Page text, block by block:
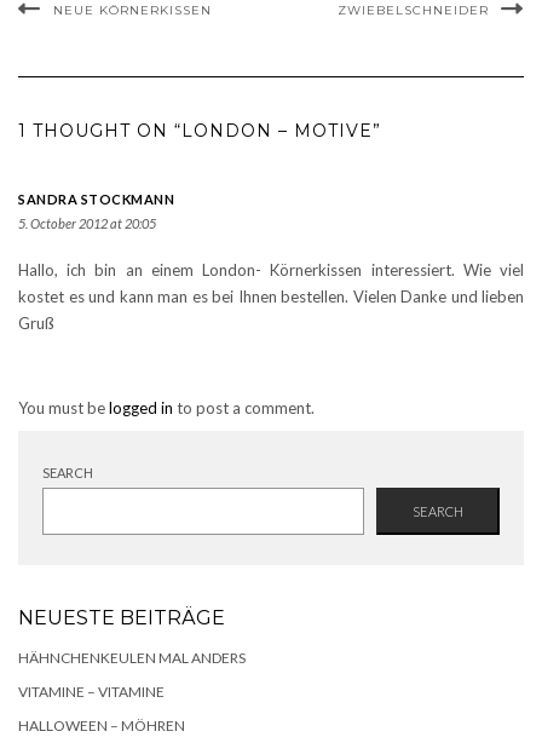
NEUE KÖRNERKISSEN ZWIEBELSCHNEIDER
1 THOUGHT ON “LONDON – MOTIVE”
SANDRA STOCKMANN
5. October 2012 at 20:05
Hallo, ich bin an einem London- Körnerkissen interessiert. Wie viel
kostet es und kann man es bei Ihnen bestellen. Vielen Danke und lieben
Gruß
You must belogged in to post a comment.
SEARCH
SEARCH
NEUESTE BEITRÄGE
HÄHNCHENKEULEN MAL ANDERS
VITAMINE – VITAMINE
HALLOWEEN – MÖHREN